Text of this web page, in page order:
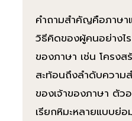
คำถามสำคัญคือภาษา
วิธีคิดของผู้คนอย่างไ
ของภาษา เช่น โครงส
สะท้อนถึงลำดับความ
ของเจ้าของภาษา ตัว
เรียกหิมะหลายแบบย่